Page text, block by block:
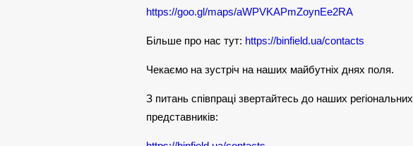
https://goo.gl/maps/aWPVKAPmZoynEe2RA
Більше про нас тут: https://binfield.ua/contacts
Чекаємо на зустріч на наших майбутніх днях поля.
З питань співпраці звертайтесь до наших регіональних
представників: